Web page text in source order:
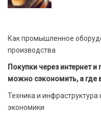
Как промышленное
производства
Покупки через интернет
можно сэкономить, а где
Техника и
экономики